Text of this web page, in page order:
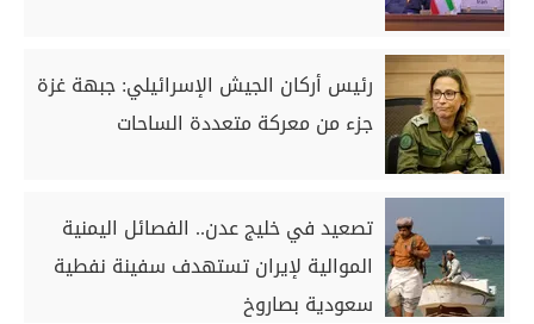
رئيس أركان الجيش الإسرائيلي: جبهة غزة
جزء من معركة متعددة الساحات
تصعيد في خليج عدن.. الفصائل اليمنية
الموالية لإيران تستهدف سفينة نفطية
سعودية بصاروخ